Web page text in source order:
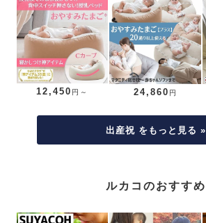
12,450 円～ 24,860 円
出産祝 をもっと見る »
ルカコのおすすめ